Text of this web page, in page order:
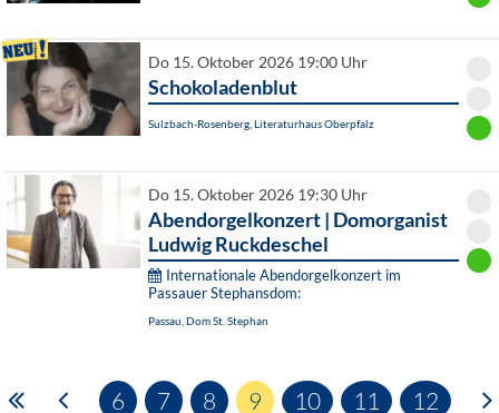
Do 15. Oktober 2026 19:00 Uhr
Schokoladenblut
Sulzbach-Rosenberg, Literaturhaus Oberpfalz
Do 15. Oktober 2026 19:30 Uhr
Abendorgelkonzert | Domorganist
Ludwig Ruckdeschel
Internationale Abendorgelkonzert im
Passauer Stephansdom:
Passau, Dom St. Stephan
6 7 8 9 10 11 12